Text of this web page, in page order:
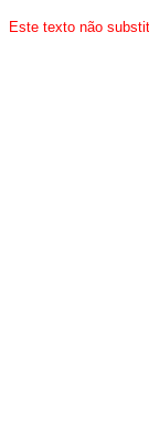
Este texto não